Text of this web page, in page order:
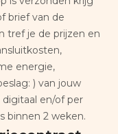
brief van de
tref je de prijzen en
energie,
) van jouw
en/of per
binnen 2 weken.